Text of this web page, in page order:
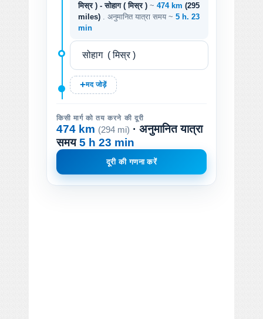
मिस्र ) - सोहाग ( मिस्र ) ~ 474 km (295
miles)
. अनुमानित यात्रा समय ~ 5 h. 23
min
मद जोड़ें
किसी मार्ग को तय करने की दूरी
474 km (294 mi) · अनुमानित यात्रा
समय5 h 23 min
दूरी की गणना करें